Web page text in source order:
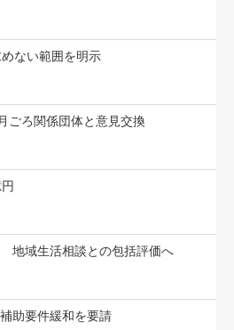
ない範囲を明示
ろ関係団体と意見交換
地域生活相談との包括評価へ
助要件緩和を要請